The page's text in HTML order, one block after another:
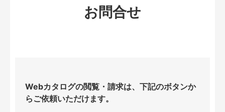
お問合せ
Webカタログの閲覧・請求は、下記のボタンか
らご依頼いただけます。